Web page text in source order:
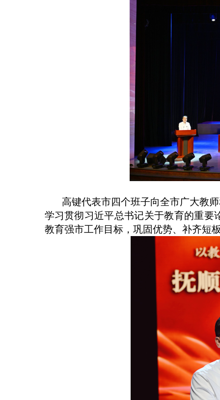
高键代表市四个班子向全市广大教师
学习贯彻习近平总书记关于教育的重
教育强市工作目标，巩固优势、补齐短